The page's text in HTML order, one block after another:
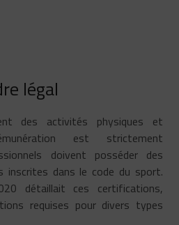
légal
des activités physiques et
est strictement
doivent posséder des
inscrites dans le code du sport.
détaillait ces certifications,
requises pour divers types